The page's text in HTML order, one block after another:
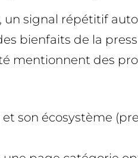
signal répétitif
bienfaits de la
mentionnent des
son écosystème